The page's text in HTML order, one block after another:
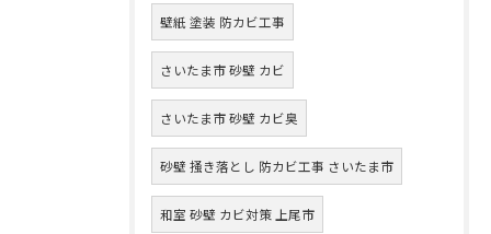
壁紙 塗装 防カビ工事
さいたま市 砂壁 カビ
さいたま市 砂壁 カビ臭
砂壁 掻き落とし 防カビ工事 さいたま市
和室 砂壁 カビ対策 上尾市